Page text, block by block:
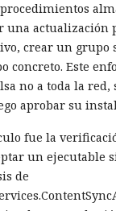
una actualización
crear un grupo
concreto. Este
no a toda la red,
aprobar su
fue la
un ejecutable
de